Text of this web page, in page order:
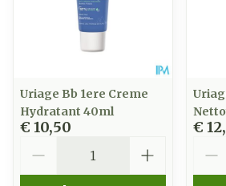
Uriage Bb 1ere Creme
Hydratant 40ml
€ 10,50 €